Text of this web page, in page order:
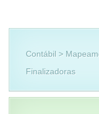
Contábil >
Finalizadoras